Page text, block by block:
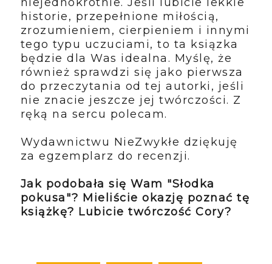
historie, przepełnione miłością,
zrozumieniem, cierpieniem i innymi
tego typu uczuciami, to ta ksiązka
będzie dla Was idealna. Myślę, że
również sprawdzi się jako pierwsza
do przeczytania od tej autorki, jeśli
nie znacie jeszcze jej twórczości. Z
ręką na sercu polecam.
Wydawnictwu NieZwykłe dziękuję
za egzemplarz do recenzji.
Jak podobała się Wam "Słodka
pokusa"? Mieliście okazję poznać tę
książkę? Lubicie twórczość Cory?